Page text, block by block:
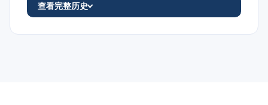
查看完整历史